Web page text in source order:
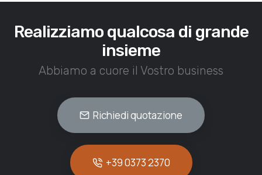
Realizziamo qualcosa di grande
insieme
Abbiamo a cuore il Vostro business
Richiedi quotazione
+39 0373 2370